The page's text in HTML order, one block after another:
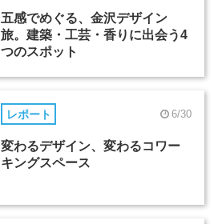
五感でめぐる、金沢デザイン
旅。建築・工芸・香りに出会う4
つのスポット
レポート 6/30
変わるデザイン、変わるコワー
キングスペース